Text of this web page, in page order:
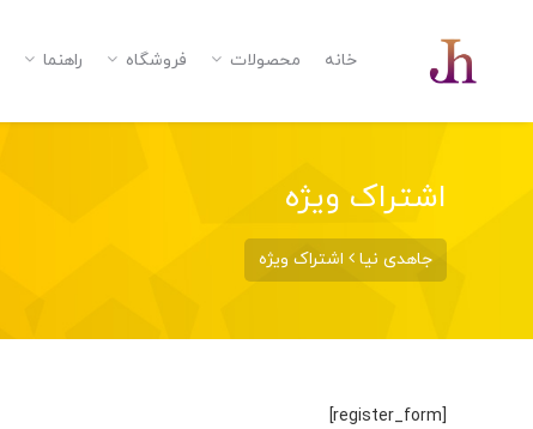
خانه محصولات فروشگاه راهنما
اشتراک ویژه
جاهدی نیا اشتراک ویژه
[register_form]